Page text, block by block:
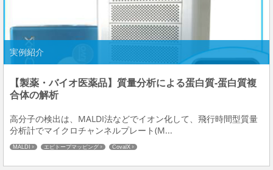
実例紹介
【製薬・バイオ医薬品】質量分析による蛋白質-蛋白質複
合体の解析
高分子の検出は、MALDI法などでイオン化して、飛行時間型質量
分析計でマイクロチャンネルプレート(M...
MALDI エピトープマッピング CovalX